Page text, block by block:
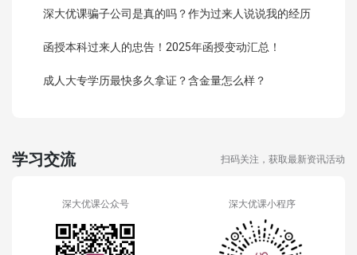
深大优课骗子公司是真的吗？作为过来人说说我的经历
函授本科过来人的忠告！2025年函授变动汇总！
成人大专学历最快多久拿证？含金量怎么样？
学习交流 扫码关注，获取最新资讯活动
深大优课公众号 深大优课小程序